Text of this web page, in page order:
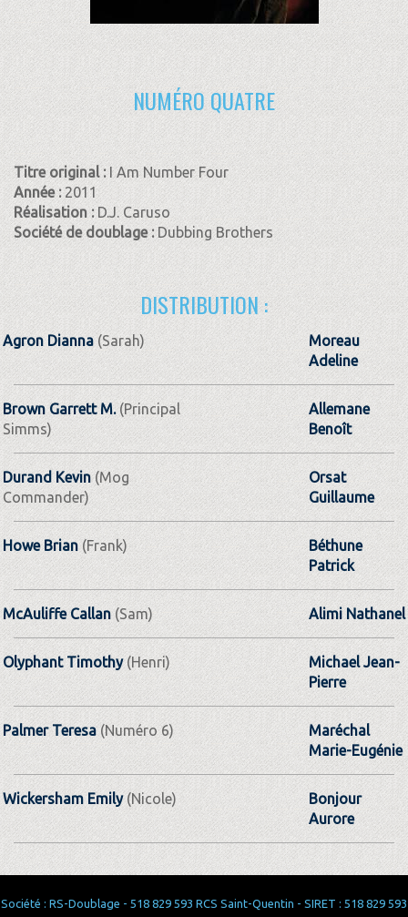
NUMÉRO QUATRE
Titre original : I Am Number Four
Année : 2011
Réalisation :D.J. Caruso
Société de doublage :Dubbing Brothers
DISTRIBUTION :
Agron Dianna(Sarah)
Moreau
Adeline
Brown Garrett M. (Principal
Simms)
Allemane
Benoît
Durand Kevin(Mog
Commander)
Orsat
Guillaume
Howe Brian(Frank)
Béthune
Patrick
McAuliffe Callan (Sam) Alimi Nathanel
Olyphant Timothy(Henri)
Michael Jean-
Pierre
Palmer Teresa (Numéro 6)
Maréchal
Marie-Eugénie
Wickersham Emily(Nicole)
Bonjour
Aurore
Société : RS-Doublage - 518 829 593 RCS Saint-Quentin - SIRET : 518 829 593